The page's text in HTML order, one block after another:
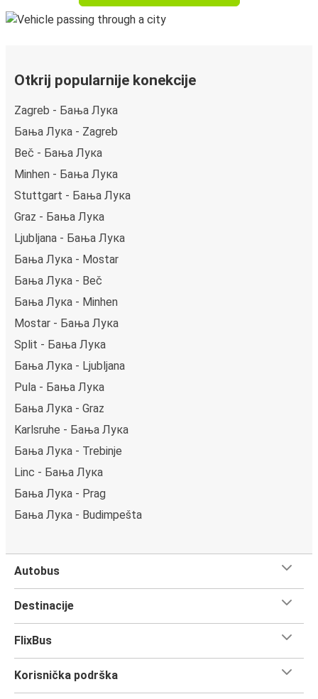
Otkrij popularnije konekcije
Zagreb - Бања Лука
Бања Лука - Zagreb
Beč - Бања Лука
Minhen - Бања Лука
Stuttgart - Бања Лука
Graz - Бања Лука
Ljubljana - Бања Лука
Бања Лука - Mostar
Бања Лука - Beč
Бања Лука - Minhen
Mostar - Бања Лука
Split - Бања Лука
Бања Лука - Ljubljana
Pula - Бања Лука
Бања Лука - Graz
Karlsruhe - Бања Лука
Бања Лука - Trebinje
Linc - Бања Лука
Бања Лука - Prag
Бања Лука - Budimpešta
Autobus
Destinacije
FlixBus
Korisnička podrška